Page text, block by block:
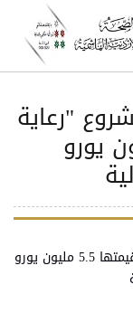
"رعاية
5.5 مليون يورو
الأردن وإسبانيا يطلقان مشروع "رعاية 2" بمنحة قيمتها 5.5 مليون يورو